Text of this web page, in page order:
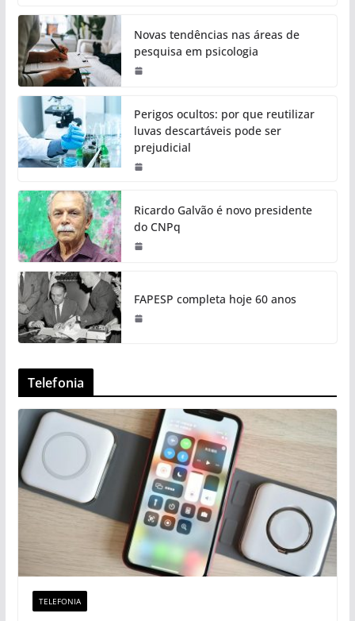
Novas tendências nas áreas de
pesquisa em psicologia
Perigos ocultos: por que reutilizar
luvas descartáveis pode ser
prejudicial
Ricardo Galvão é novo presidente
do CNPq
FAPESP completa hoje 60 anos
Telefonia
TELEFONIA